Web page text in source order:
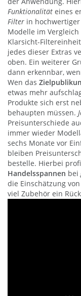
Funktionalität eines
Filter in
Modelle im
Klarsicht-
jedes dieser Extras
oben. Ein weiterer
dann erkennbar,
Wen das
etwas mehr
Produkte sich erst
behaupten müssen.
Preisunterschiede
immer wieder
sechs Monate vor
bleiben
bestelle. Hierbei
Handelsspannen bei
die Einschätzung
viel Zubehör ein